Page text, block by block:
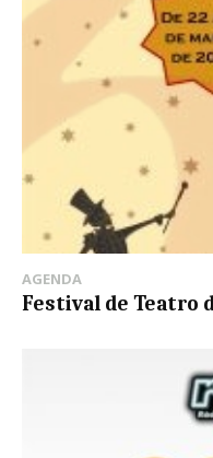
AGENDA
Festival de Teatro